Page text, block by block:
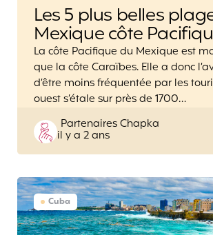
Les 5 plus belles
Mexique côte
La côte Pacifique du Mexique est
que la côte Caraïbes. Elle a donc
d’être moins fréquentée par les
ouest s’étale sur près de 1700…
Posted
by
Partenaires Chapka
il y a 2 ans
Cuba